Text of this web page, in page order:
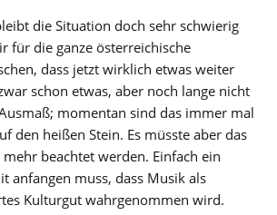
die Situation doch sehr schwierig
für die ganze österreichische
dass jetzt wirklich etwas weiter
schon etwas, aber noch lange nicht
momentan sind das immer mal
den heißen Stein. Es müsste aber das
beachtet werden. Einfach ein
anfangen muss, dass Musik als
Kulturgut wahrgenommen wird.